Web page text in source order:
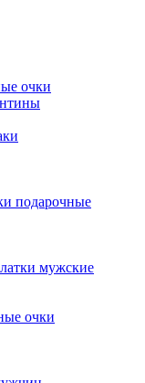
очки
подарочные
мужские
очки